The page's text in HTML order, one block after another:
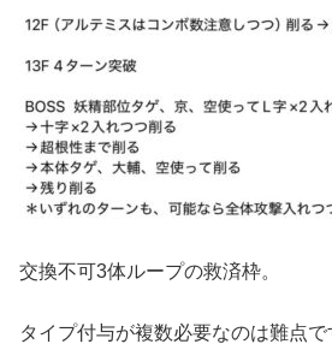
交換不可3体ループの救済枠。
タイプ付与が複数必要なのは難点